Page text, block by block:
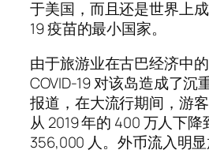
于美国，而且还是世界上
19 疫苗的最小国家。
由于旅游业在古巴经济中
COVID-19 对该岛造成了沉
报道，在大流行期间，游
从 2019 年的 400 万人下降
356,000 人。外币流入明显